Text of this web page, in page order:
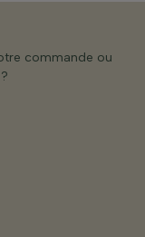
commande ou